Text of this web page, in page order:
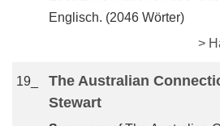
Englisch. (2046 Wörter)
>
19_
The Australian
Stewart